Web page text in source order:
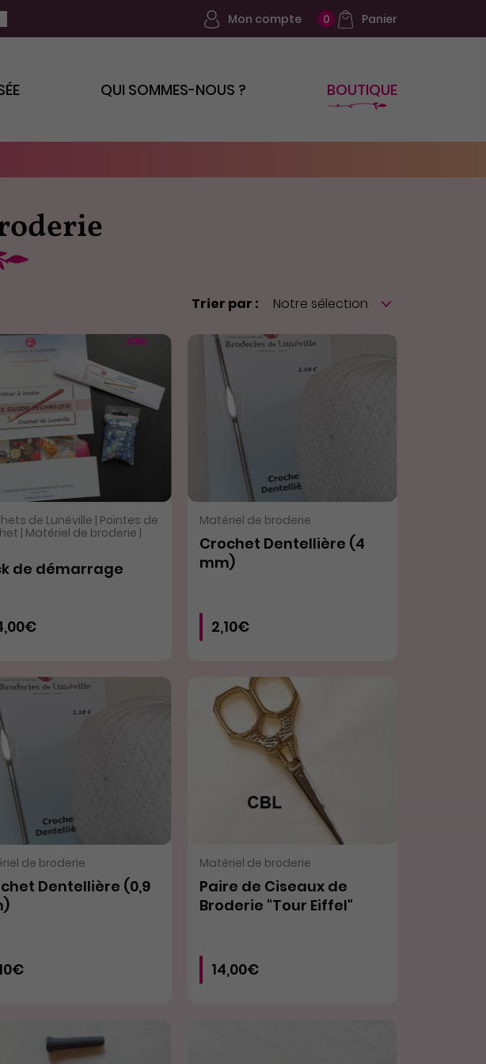
Mon compte 0 Panier
QUI SOMMES-NOUS ? BOUTIQUE
Trier par :
VOIR LE PRODUIT
de Lunéville | Pointes de
| Matériel de broderie |
de démarrage
VOIR LE PRODUIT
Matériel de broderie
Crochet Dentellière (4
mm)
2,10€
VOIR LE PRODUIT
de broderie
Dentellière (0,9
VOIR LE PRODUIT
Matériel de broderie
Paire de Ciseaux de
Broderie "Tour Eiffel"
14,00€